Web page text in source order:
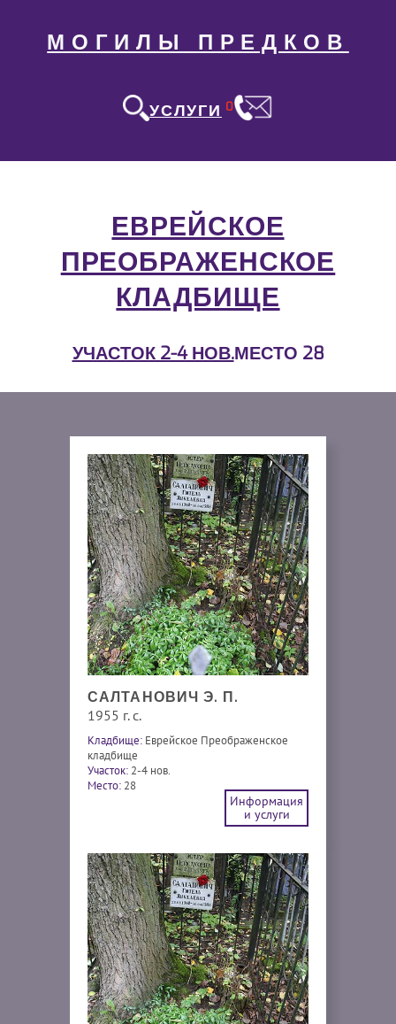
МОГИЛЫ ПРЕДКОВ
УСЛУГИ 0
ЕВРЕЙСКОЕ
ПРЕОБРАЖЕНСКОЕ
КЛАДБИЩЕ
УЧАСТОК 2-4 НОВ.МЕСТО 28
САЛТАНОВИЧ Э. П.
1955 г. с.
Кладбище: Еврейское Преображенское
кладбище
Участок: 2-4 нов.
Место: 28
Информация
и услуги